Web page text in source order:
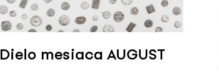
Dielo mesiaca AUGUST